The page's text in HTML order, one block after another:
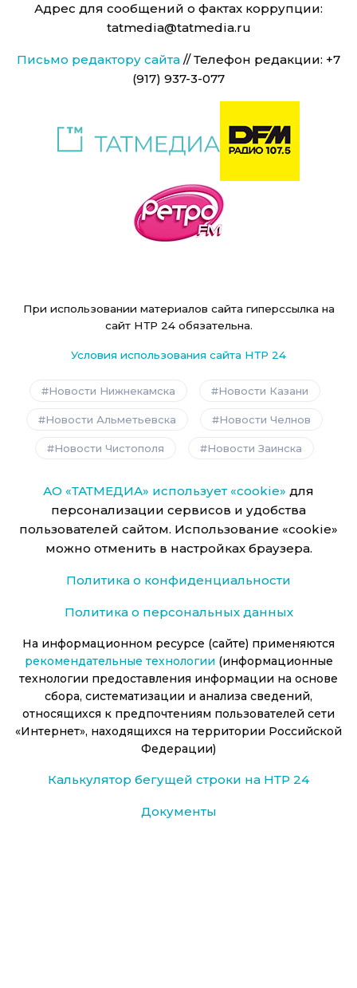
Адрес для сообщений о фактах коррупции:
tatmedia@tatmedia.ru
Письмо редактору сайта // Телефон редакции: +7
(917) 937-3-077
При использовании материалов сайта гиперссылка на
сайт НТР 24 обязательна.
Условия использования сайта НТР 24
Новости Нижнекамска Новости Казани
Новости Альметьевска Новости Челнов
Новости Чистополя Новости Заинска
АО «ТАТМЕДИА» использует «cookie» для
персонализации сервисов и удобства
пользователей сайтом. Использование «cookie»
можно отменить в настройках браузера.
Политика о конфиденциальности
Политика о персональных данных
На информационном ресурсе (сайте) применяются
рекомендательные технологии (информационные
технологии предоставления информации на основе
сбора, систематизации и анализа сведений,
относящихся к предпочтениям пользователей сети
«Интернет», находящихся на территории Российской
Федерации)
Калькулятор бегущей строки на НТР 24
Документы